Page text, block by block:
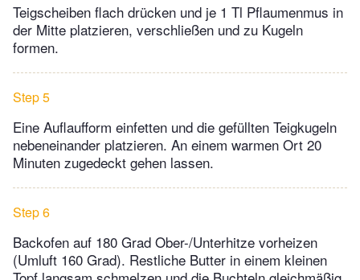
Teigscheiben flach drücken und je 1 Tl Pflaumenmus in
der Mitte platzieren, verschließen und zu Kugeln
formen.
Step 5
Eine Auflaufform einfetten und die gefüllten Teigkugeln
nebeneinander platzieren. An einem warmen Ort 20
Minuten zugedeckt gehen lassen.
Step 6
Backofen auf 180 Grad Ober-/Unterhitze vorheizen
(Umluft 160 Grad). Restliche Butter in einem kleinen